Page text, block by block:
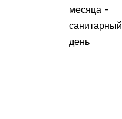
месяца -
санитарный
день